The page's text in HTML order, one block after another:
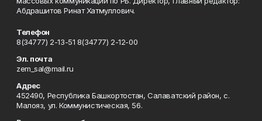
Абдрашитов Ринат Хатмуллович.
Телефон
8(34777) 2-13-51 8(34777) 2-12-00
Эл. почта
zem_sal@mail.ru
Адрес
452490, Республика Башкортостан, Салаватский район, с.
Малояз, ул. Коммунистическая, 56.